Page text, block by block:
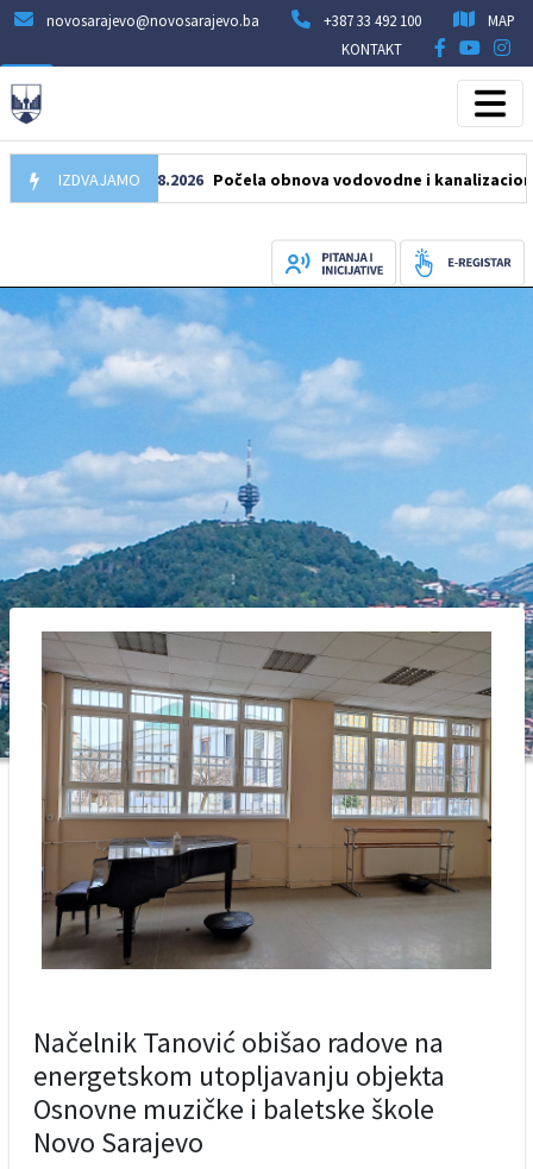
novosarajevo@novosarajevo.ba +387 33 492 100
MAP
KONTAKT
IZDVAJAMO
05.08.2026 Počela obnova vodovodne i kanalizacione
Načelnik Tanović obišao radove na
energetskom utopljavanju objekta
Osnovne muzičke i baletske škole
Novo Sarajevo